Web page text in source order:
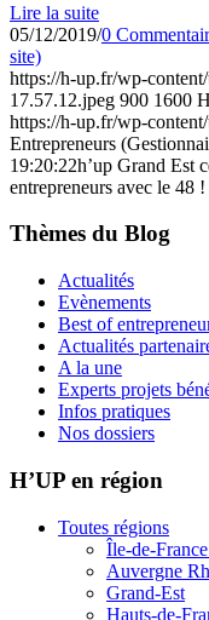
Lire la suite
05/12/2019/0
site)
https://h-up.fr/wp-
17.57.12.jpeg 900 1600
https://h-up.fr/wp-
Entrepreneurs
19:20:22h’up Grand Est
entrepreneurs avec le 48 !
Thèmes du Blog
Actualités
Evènements
Best of
Actualités
A la une
Experts projets
Infos pratiques
Nos dossiers
H’UP en région
Toutes régions
Île-de-
Auvergne
Grand-Est
Hauts-de-